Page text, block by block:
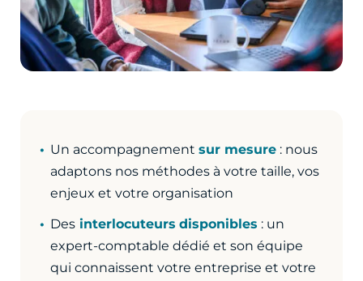
Un accompagnement sur mesure: nous
adaptons nos méthodes à votre taille, vos
enjeux et votre organisation
Desinterlocuteurs disponibles : un
expert-comptable dédié et son équipe
qui connaissent votre entreprise et votre